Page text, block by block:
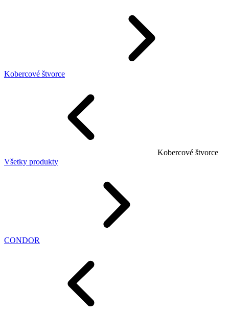
Kobercové štvorce
Kobercové štvorce
Všetky produkty
CONDOR